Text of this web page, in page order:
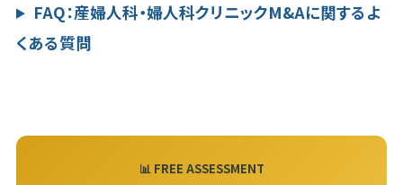
FAQ：産婦人科・婦人科クリニックM&Aに関するよ
くある質問
📊 FREE ASSESSMENT